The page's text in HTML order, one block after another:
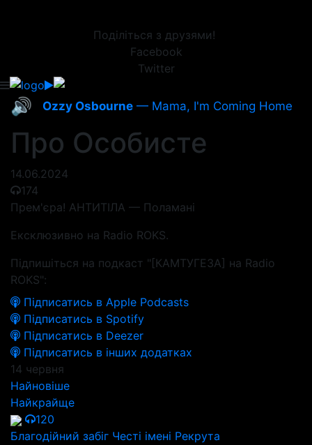
Поділіться з друзями!
Facebook
Twitter
🔊 Ozzy Osbourne — Mama, I'm Coming Home
Про Особисте
14.06.2024
174
Прем'єра! АНТИТІЛА — Поламані
Ексклюзивно на Radio ROKS.
Підпишіться на подкаст "[КАМТУГЕЗА] на Radio
ROKS":
Підписатись в Apple Podcasts
Підписатись в Spotify
Підписатись в Deezer
Підписатись в інших додатках
14 червня
Найновіше
Найкрайще
120
Благодійний забіг Честі імені Рекрута